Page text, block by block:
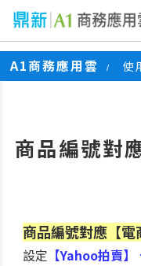
A1商務應用雲 / 使
商品編號對
商品編號對應【電
設定 【Yahoo拍賣